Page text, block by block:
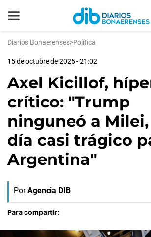
Diarios Bonaerenses>Política
15 de octubre de 2025 - 21:02
Axel Kicillof,
crítico: "Trump
ninguneó a
día casi trágico
Argentina"
Por Agencia DIB
Para compartir: